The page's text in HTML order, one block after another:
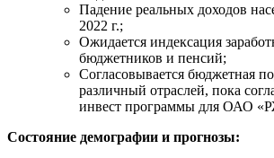
Падение реальных доходов
2022 г.;
Ожидается индексация
бюджетников и пенсий;
Согласовывается бюджетная
различный отраслей, пока
инвест программы для ОАО
Состояние демографии и прогнозы: